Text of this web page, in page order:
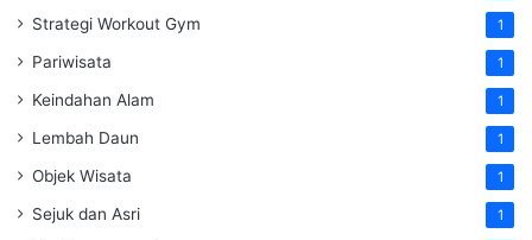
Strategi Workout Gym 1
Pariwisata 1
Keindahan Alam 1
Lembah Daun 1
Objek Wisata 1
Sejuk dan Asri 1